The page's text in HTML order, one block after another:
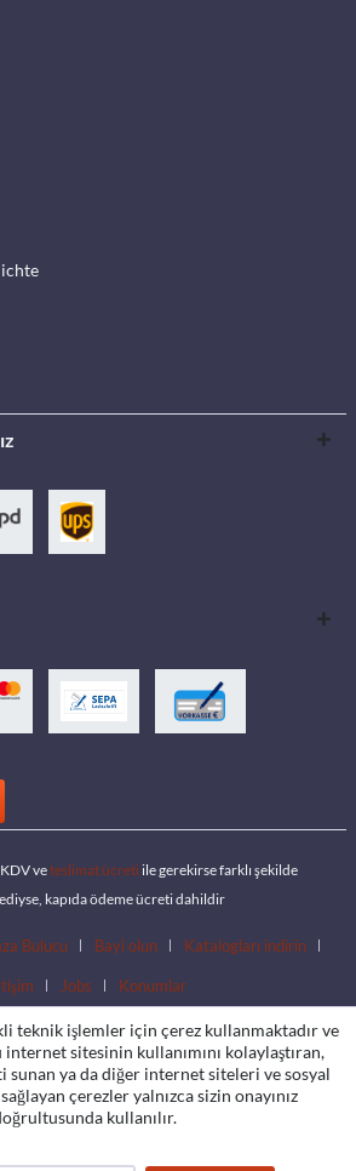
veteslimat ücreti ile gerekirse farklı şekilde
kapıda ödeme ücreti dahildir
Bulucu Bayi olun Katalogları indirin
Jobs Konumlar
teknik işlemler için çerez kullanmaktadır ve
internet sitesinin kullanımını kolaylaştıran,
sunan ya da diğer internet siteleri ve sosyal
çerezler yalnızca sizin onayınız
kullanılır.